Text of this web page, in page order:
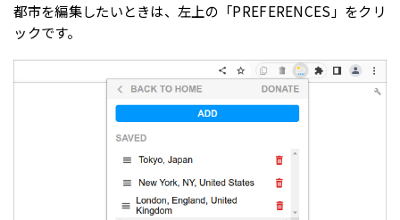
都市を編集したいときは、左上の「PREFERENCES」をクリ
ックです。